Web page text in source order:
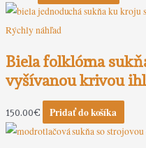
Rýchly náhľad
Biela folklórna
vyšívanou krivou
150.00€ Pridať do košíka